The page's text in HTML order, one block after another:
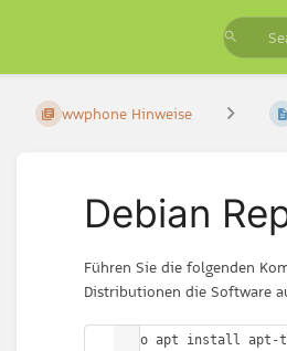
wwphone Hinweise
Debian
Führen Sie die folgenden
Distributionen die Software
sudo apt install